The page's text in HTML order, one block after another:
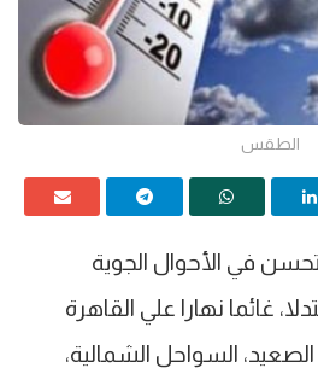
الطقس
في الأحوال الجوية
غائما نهارا علي القاهرة
السواحل الشمالية،